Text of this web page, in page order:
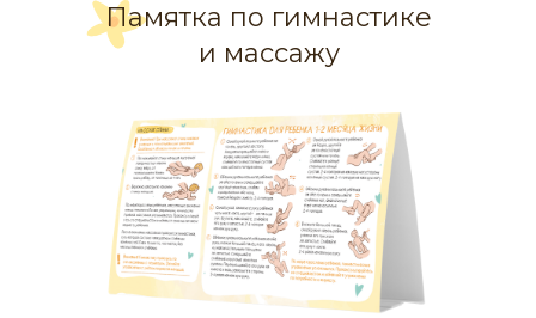
Памятка по гимнастике
и массажу